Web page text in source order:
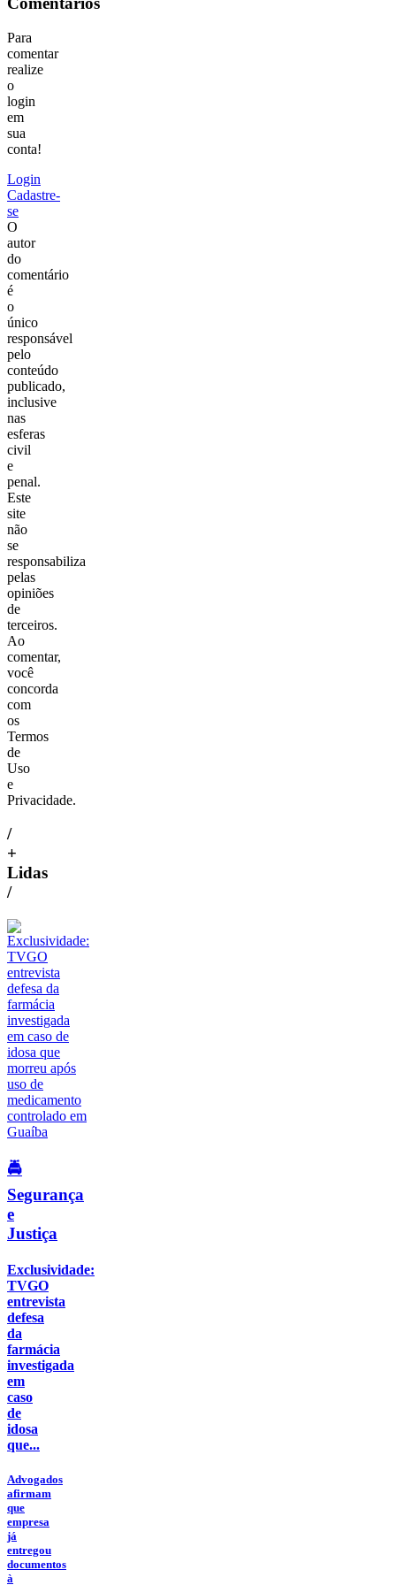
Para
comentar
realize
o
login
em
sua
conta!
Login
Cadastre-
se
O
autor
do
comentário
é
o
único
responsável
pelo
conteúdo
publicado,
inclusive
nas
esferas
civil
e
penal.
Este
site
não
se
responsabiliza
pelas
opiniões
de
terceiros.
Ao
comentar,
você
concorda
com
os
Termos
de
Uso
e
Privacidade.
/
+
Lidas
/
🚔
Segurança
e
Justiça
Exclusividade:
TVGO
entrevista
defesa
da
farmácia
investigada
em
caso
de
idosa
que...
Advogados
afirmam
que
empresa
já
entregou
documentos
à